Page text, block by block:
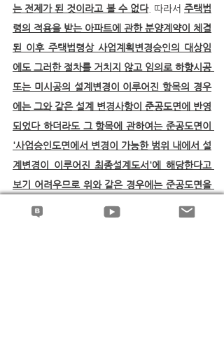
는 전제가 된 것이라고 볼 수 없다. 따라서 주택법
령의 적용을 받는 아파트에 관한 분양계약이 체결
된 이후 주택법령상 사업계획변경승인의 대상임
에도 그러한 절차를 거치지 않고 임의로 하향시공
또는 미시공의 설계변경이 이루어진 항목의 경우
에는 그와 같은 설계 변경사항이 준공도면에 반영
되었다 하더라도 그 항목에 관하여는 준공도면이
'사업승인도면에서 변경이 가능한 범위 내에서 설
계변경이 이루어진 최종설계도서'에 해당한다고
보기 어려우므로 위와 같은 경우에는 준공도면을
변경시공 또는 미시공 하자 판단의 기준으로 삼을